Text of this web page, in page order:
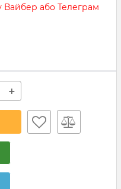
Вайбер або Телеграм
+